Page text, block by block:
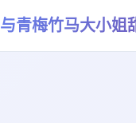
与青梅竹马大小姐